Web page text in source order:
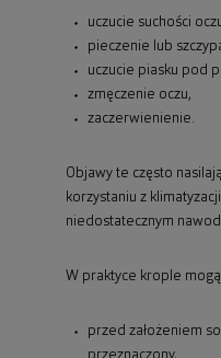
uczucie suchości
pieczenie lub
uczucie piasku pod
zmęczenie oczu,
zaczerwienienie.
Objawy te często
korzystaniu z
niedostatecznym
W praktyce krople
przed założeniem
przeznaczony,